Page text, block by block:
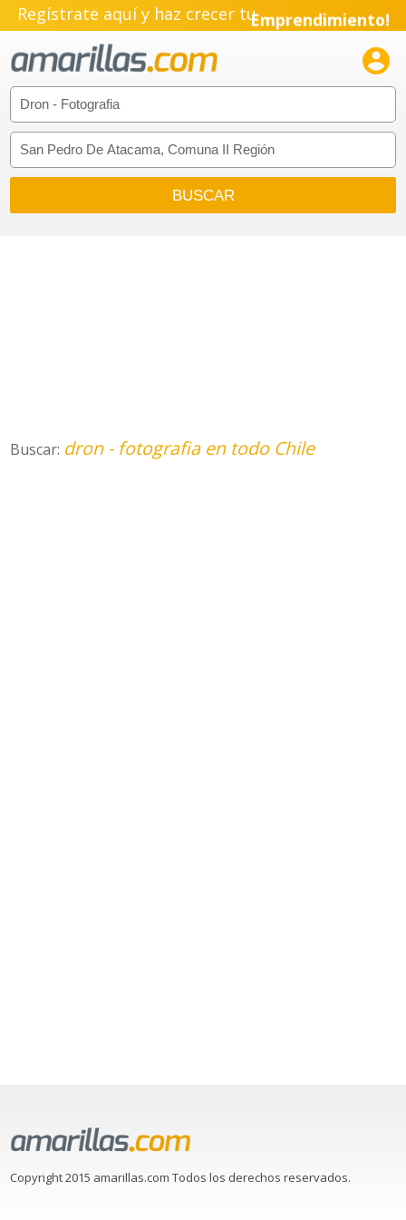
Regístrate aquí y haz crecer tuEmprendimiento!

Buscar: dron - fotografia en todo Chile
Copyright 2015 amarillas.com Todos los derechos reservados.